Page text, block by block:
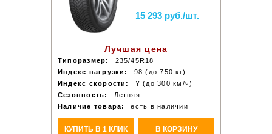
15 293 руб./шт.
Лучшая цена
Типоразмер:
235/45R18
Индекс нагрузки:
98 (до 750 кг)
Индекс скорости:
Y (до 300 км/ч)
Сезонность:
Летняя
Наличие товара:
есть в наличии
КУПИТЬ В 1 КЛИК В КОРЗИНУ